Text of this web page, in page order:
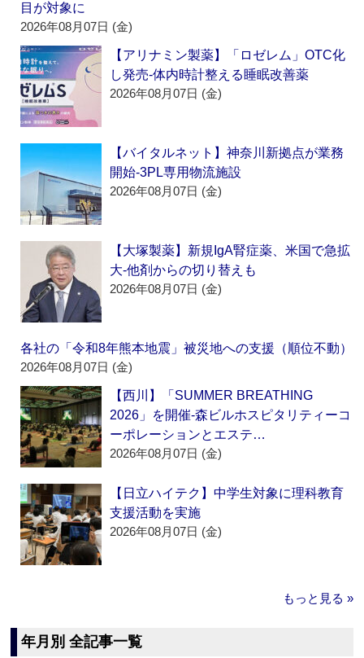
目が対象に
2026年08月07日 (金)
【アリナミン製薬】「ロゼレム」OTC化
し発売‐体内時計整える睡眠改善薬
2026年08月07日 (金)
【バイタルネット】神奈川新拠点が業務
開始‐3PL専用物流施設
2026年08月07日 (金)
【大塚製薬】新規IgA腎症薬、米国で急拡
大‐他剤からの切り替えも
2026年08月07日 (金)
各社の「令和8年熊本地震」被災地への支援（順位不動）
2026年08月07日 (金)
【西川】「SUMMER BREATHING
2026」を開催‐森ビルホスピタリティーコ
ーポレーションとエステ…
2026年08月07日 (金)
【日立ハイテク】中学生対象に理科教育
支援活動を実施
2026年08月07日 (金)
もっと見る »
年月別 全記事一覧